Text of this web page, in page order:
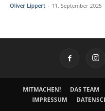
Oliver Lippert - 11. September 2025
MITMACHEN! DAS TEAM
IMPRESSUM